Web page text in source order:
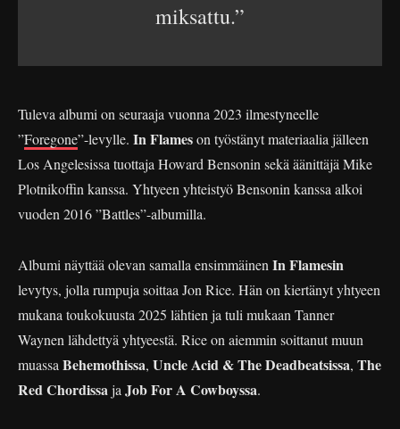
miksattu.”
Tuleva albumi on seuraaja vuonna 2023 ilmestyneelle
”Foregone”-levylle. In Flameson työstänyt materiaalia jälleen
Los Angelesissa tuottaja Howard Bensonin sekä äänittäjä Mike
Plotnikoffin kanssa. Yhtyeen yhteistyö Bensonin kanssa alkoi
vuoden 2016 ”Battles”-albumilla.
Albumi näyttää olevan samalla ensimmäinen In Flamesin
levytys, jolla rumpuja soittaa Jon Rice. Hän on kiertänyt yhtyeen
mukana toukokuusta 2025 lähtien ja tuli mukaan Tanner
Waynen lähdettyä yhtyeestä. Rice on aiemmin soittanut muun
muassa Behemothissa, Uncle Acid & The Deadbeatsissa, The
Red Chordissaja Job For A Cowboyssa.